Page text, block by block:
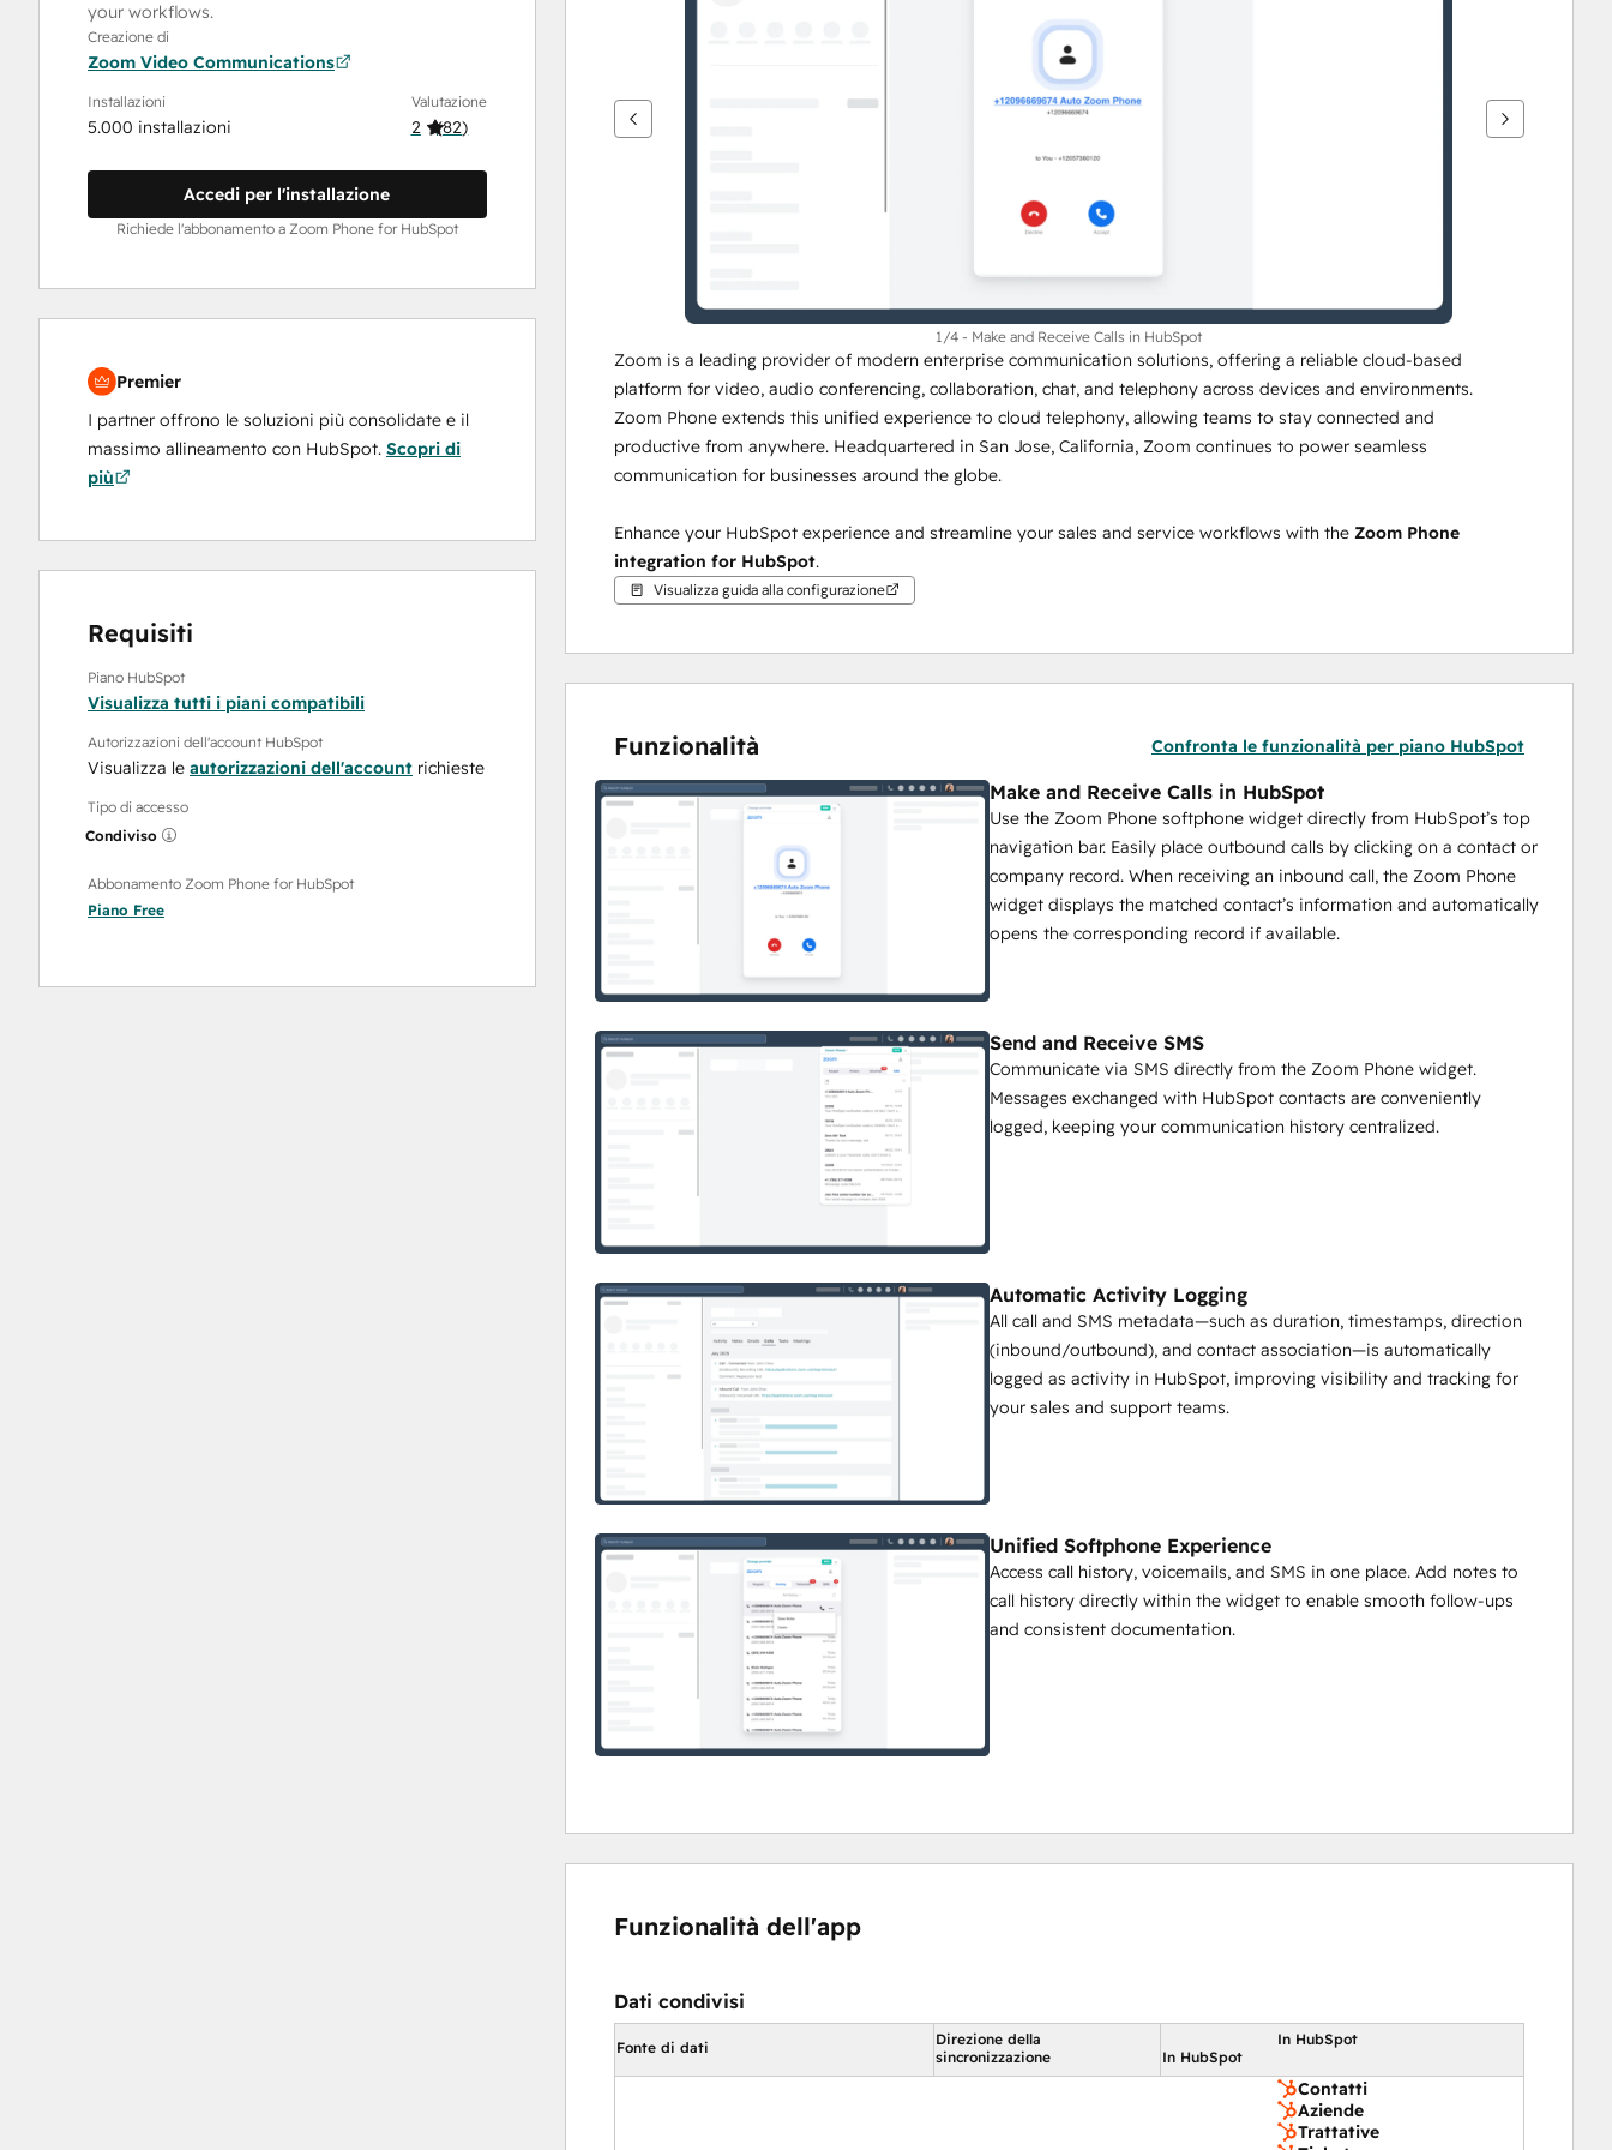
your workflows.
Creazione di
Zoom Video Communications
Installazioni
5.000 installazioni
Valutazione
2 (82)
Accedi per l'installazione
Richiede l'abbonamento a Zoom Phone for HubSpot
Premier
I partner offrono le soluzioni più consolidate e il
massimo allineamento con HubSpot. Scopri di
più
Requisiti
Piano HubSpot
Visualizza tutti i piani compatibili
Autorizzazioni dell'account HubSpot
Visualizza le autorizzazioni dell'account richieste
Tipo di accesso
Condiviso
Abbonamento Zoom Phone for HubSpot
Piano Free
altri
articoli
1/4 - Make and Receive Calls in HubSpot
Zoom is a leading provider of modern enterprise communication solutions, offering a reliable cloud-based
platform for video, audio conferencing, collaboration, chat, and telephony across devices and environments.
Zoom Phone extends this unified experience to cloud telephony, allowing teams to stay connected and
productive from anywhere. Headquartered in San Jose, California, Zoom continues to power seamless
communication for businesses around the globe.
Enhance your HubSpot experience and streamline your sales and service workflows with the Zoom Phone
integration for HubSpot.
Visualizza guida alla configurazione
Funzionalità Confronta le funzionalità per piano HubSpot
Make and Receive Calls in HubSpot
Use the Zoom Phone softphone widget directly from HubSpot’s top
navigation bar. Easily place outbound calls by clicking on a contact or
company record. When receiving an inbound call, the Zoom Phone
widget displays the matched contact’s information and automatically
opens the corresponding record if available.
Send and Receive SMS
Communicate via SMS directly from the Zoom Phone widget.
Messages exchanged with HubSpot contacts are conveniently
logged, keeping your communication history centralized.
Automatic Activity Logging
All call and SMS metadata—such as duration, timestamps, direction
(inbound/outbound), and contact association—is automatically
logged as activity in HubSpot, improving visibility and tracking for
your sales and support teams.
Unified Softphone Experience
Access call history, voicemails, and SMS in one place. Add notes to
call history directly within the widget to enable smooth follow-ups
and consistent documentation.
Funzionalità dell'app
Dati condivisi
Fonte di dati
Direzione della
sincronizzazione
In HubSpot
In HubSpot
Contatti
Aziende
Trattative